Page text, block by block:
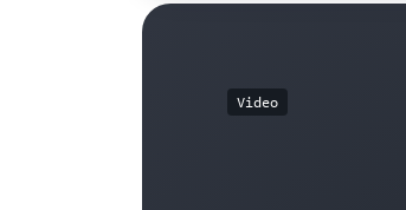
Video